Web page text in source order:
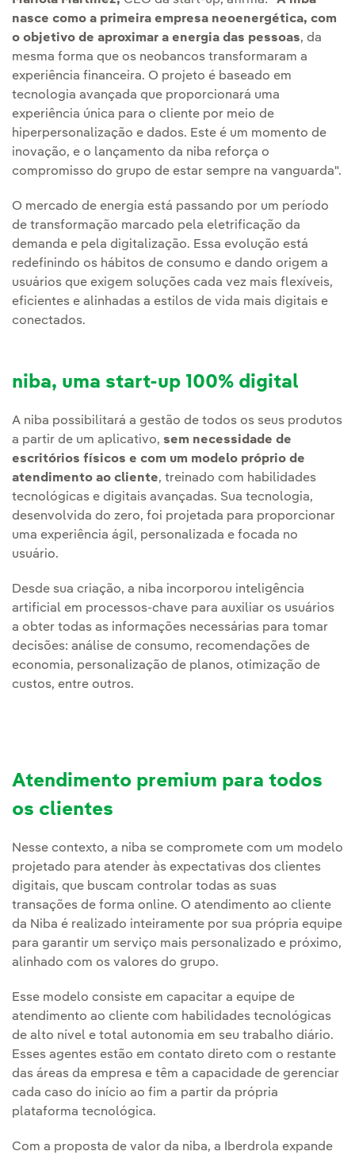
nasce como a primeira empresa neoenergética, com
o objetivo de aproximar a energia das pessoas, da
mesma forma que os neobancos transformaram a
experiência financeira. O projeto é baseado em
tecnologia avançada que proporcionará uma
experiência única para o cliente por meio de
hiperpersonalização e dados. Este é um momento de
inovação, e o lançamento da niba reforça o
compromisso do grupo de estar sempre na vanguarda".
O mercado de energia está passando por um período
de transformação marcado pela eletrificação da
demanda e pela digitalização. Essa evolução está
redefinindo os hábitos de consumo e dando origem a
usuários que exigem soluções cada vez mais flexíveis,
eficientes e alinhadas a estilos de vida mais digitais e
conectados.
niba, uma start-up 100% digital
A niba possibilitará a gestão de todos os seus produtos
a partir de um aplicativo, sem necessidade de
escritórios físicos e com um modelo próprio de
atendimento ao cliente, treinado com habilidades
tecnológicas e digitais avançadas. Sua tecnologia,
desenvolvida do zero, foi projetada para proporcionar
uma experiência ágil, personalizada e focada no
usuário.
Desde sua criação, a niba incorporou inteligência
artificial em processos-chave para auxiliar os usuários
a obter todas as informações necessárias para tomar
decisões: análise de consumo, recomendações de
economia, personalização de planos, otimização de
custos, entre outros.
Atendimento premium para todos
os clientes
Nesse contexto, a niba se compromete com um modelo
projetado para atender às expectativas dos clientes
digitais, que buscam controlar todas as suas
transações de forma online. O atendimento ao cliente
da Niba é realizado inteiramente por sua própria equipe
para garantir um serviço mais personalizado e próximo,
alinhado com os valores do grupo.
Esse modelo consiste em capacitar a equipe de
atendimento ao cliente com habilidades tecnológicas
de alto nível e total autonomia em seu trabalho diário.
Esses agentes estão em contato direto com o restante
das áreas da empresa e têm a capacidade de gerenciar
cada caso do início ao fim a partir da própria
plataforma tecnológica.
Com a proposta de valor da niba, a Iberdrola expande